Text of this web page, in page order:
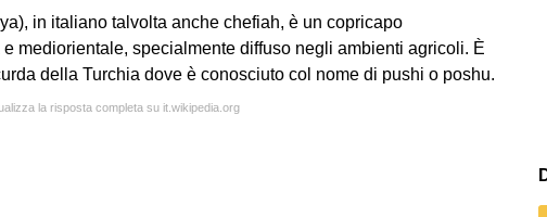
mediorientale, specialmente diffuso negli ambienti agricoli. È
della Turchia dove è conosciuto col nome di pushi o poshu.
la risposta completa su it.wikipedia.org